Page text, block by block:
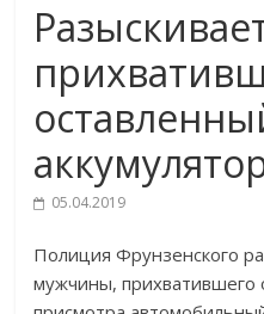
05.04.2019
Полиция Фрунзенского
мужчины, прихватившего